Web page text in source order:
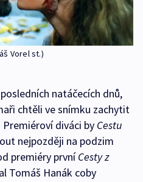
Vorel st.)
natáčecích dnů,
chtěli ve snímku zachytit
diváci by Cestu
nejpozději na podzim
premiéry prvníCesty z
Tomáš Hanák coby